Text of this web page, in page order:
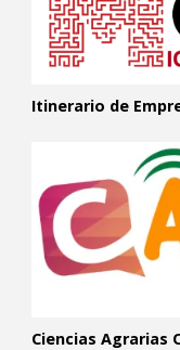
Itinerario de
Ciencias Agrarias